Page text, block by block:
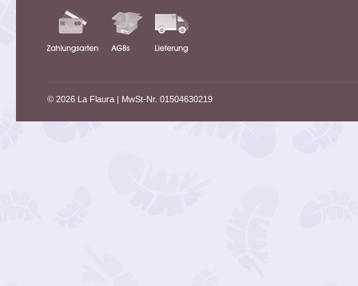
© 2026 La Flaura| MwSt-Nr. 01504630219